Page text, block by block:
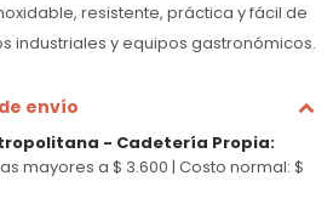
resistente, práctica y fácil de
industriales y equipos gastronómicos.
envío
- Cadetería Propia:
mayores a $ 3.600 | Costo normal: $